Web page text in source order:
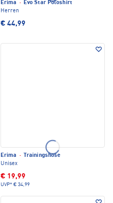
Erima · Evo Star Poloshirt
Herren
€ 44,99
Erima ·
Trainingshose
Unisex
€ 19,99
UVP* € 34,99